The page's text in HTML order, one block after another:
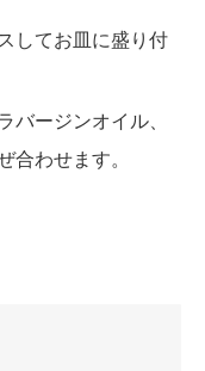
してお皿に盛り付
バージンオイル、
合わせます。